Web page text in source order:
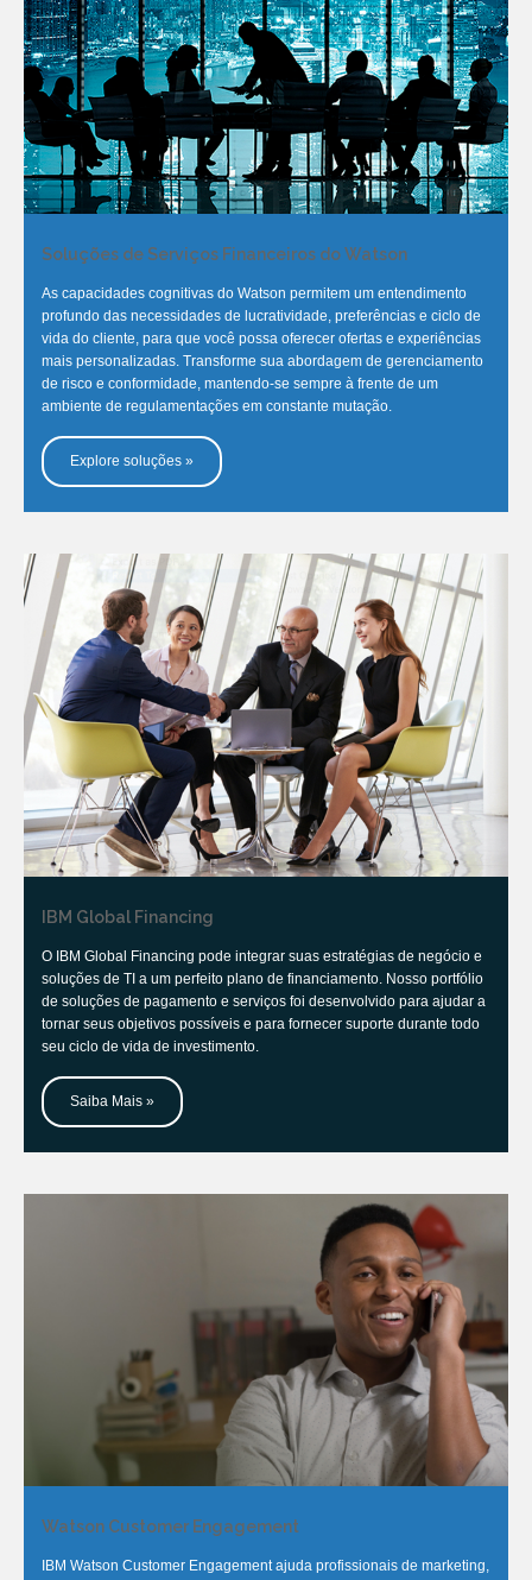
Soluções de Serviços Financeiros do Watson
As capacidades cognitivas do Watson permitem um entendimento
profundo das necessidades de lucratividade, preferências e ciclo de
vida do cliente, para que você possa oferecer ofertas e experiências
mais personalizadas. Transforme sua abordagem de gerenciamento
de risco e conformidade, mantendo-se sempre à frente de um
ambiente de regulamentações em constante mutação.
Explore soluções »
IBM Global Financing
O IBM Global Financing pode integrar suas estratégias de negócio e
soluções de TI a um perfeito plano de financiamento. Nosso portfólio
de soluções de pagamento e serviços foi desenvolvido para ajudar a
tornar seus objetivos possíveis e para fornecer suporte durante todo
seu ciclo de vida de investimento.
Saiba Mais »
Watson Customer Engagement
IBM Watson Customer Engagement ajuda profissionais de marketing,